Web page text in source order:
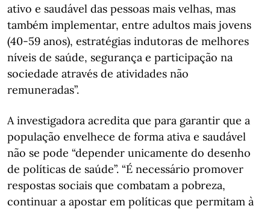
ativo e saudável das pessoas mais velhas, mas
também implementar, entre adultos mais jovens
(40-59 anos), estratégias indutoras de melhores
níveis de saúde, segurança e participação na
sociedade através de atividades não
remuneradas”.
A investigadora acredita que para garantir que a
população envelhece de forma ativa e saudável
não se pode “depender unicamente do desenho
de políticas de saúde”. “É necessário promover
respostas sociais que combatam a pobreza,
continuar a apostar em políticas que permitam à